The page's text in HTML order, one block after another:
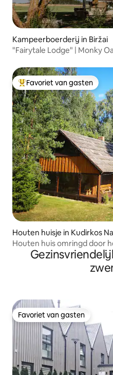
Kampeerboerderij in Biržai
"Fairytale Lodge" | Monky
Topfavoriet van gasten
Favoriet van gasten
Houten huisje in Kudirkos
Houten huis omringd door
Favoriet van gasten
Favoriet van gasten